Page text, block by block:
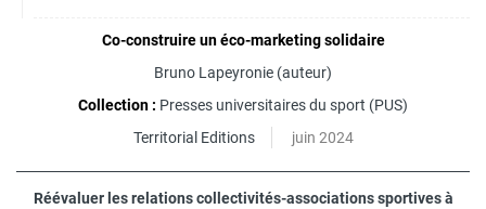
Co-construire un éco-marketing solidaire
Bruno Lapeyronie (auteur)
Collection : Presses universitaires du sport (PUS)
Territorial Editions
juin 2024
Réévaluer les relations collectivités-associations sportives à